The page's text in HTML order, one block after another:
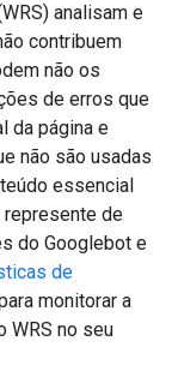
analisam e
contribuem
não os
de erros que
da página e
não são usadas
essencial
represente de
do Googlebot e
de
monitorar a
WRS no seu